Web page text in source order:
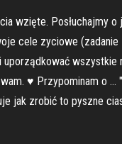
wzięte. Posłuchajmy
cele zyciowe
wszystkie
♥ Przypominam o …
jak zrobić to pyszne